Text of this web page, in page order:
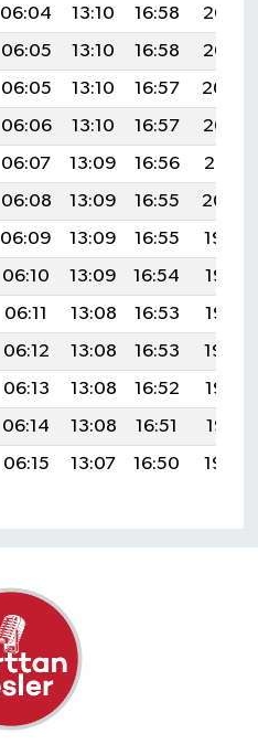
06:04 13:10 16:58
20:07
06:05 13:10 16:58
20:05
06:05 13:10 16:57
20:04
06:06 13:10 16:57
20:03
06:07 13:09 16:56
20:01
06:08 13:09 16:55
20:00
06:09 13:09 16:55
19:59
06:10 13:09 16:54
19:57
06:11 13:08 16:53
19:56
06:12 13:08 16:53
19:54
06:13 13:08 16:52
19:53
06:14 13:08 16:51
19:51
06:15 13:07 16:50 19:50